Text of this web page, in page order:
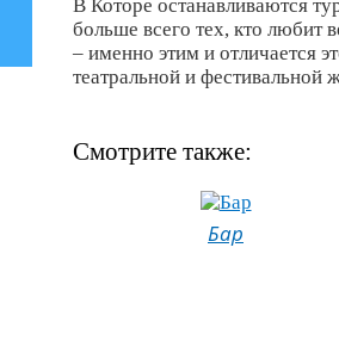
В Которе останавливаются
больше всего тех, кто
– именно этим и отличается
театральной и фестивальной
Смотрите также:
Бар